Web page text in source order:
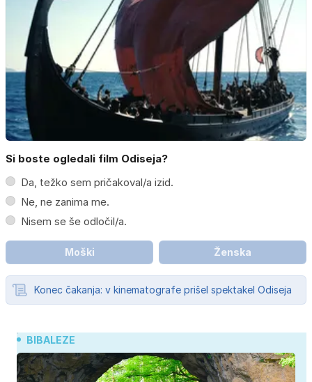
Si boste ogledali film Odiseja?
Da, težko sem pričakoval/a izid.
Ne, ne zanima me.
Nisem se še odločil/a.
Moški Ženska
Konec čakanja: v kinematografe prišel spektakel Odiseja
BIBALEZE